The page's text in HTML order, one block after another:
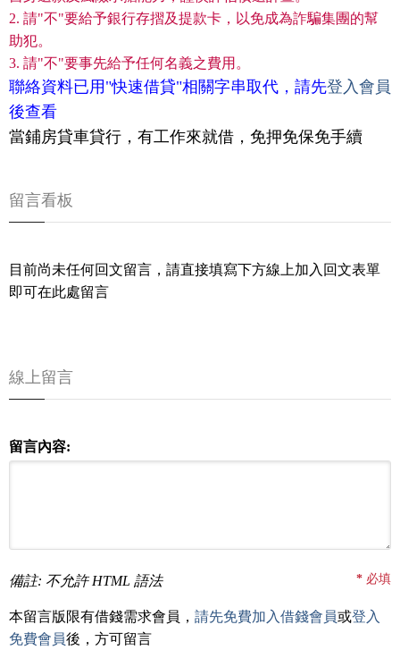
2. 請"不"要給予銀行存摺及提款卡，以免成為詐騙集團的幫
助犯。
3. 請"不"要事先給予任何名義之費用。
聯絡資料已用"快速借貸"相關字串取代，請先登入會員
後查看
當鋪房貸車貸行，有工作來就借，免押免保免手續
留言看板
目前尚未任何回文留言，請直接填寫下方線上加入回文表單
即可在此處留言
線上留言
留言內容:
備註: 不允許 HTML 語法 * 必填
本留言版限有借錢需求會員， 請先免費加入借錢會員或登入
免費會員後，方可留言